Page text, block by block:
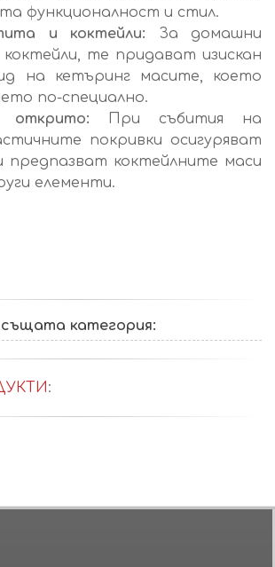
функционалност и стил.
и коктейли: За домашни
те придават изискан
на кетъринг масите, което
по-специално.
При събития на
покривки осигуряват
предпазват коктейлните маси
елементи.
категория:
: